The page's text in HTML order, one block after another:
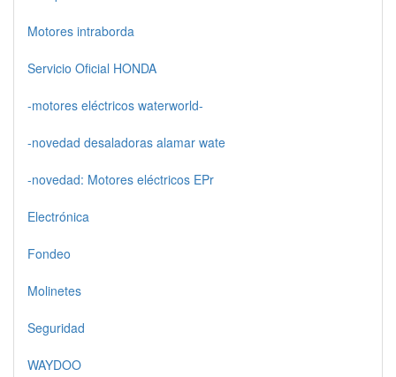
Motores intraborda
Servicio Oficial HONDA
-motores eléctricos waterworld-
-novedad desaladoras alamar wate
-novedad: Motores eléctricos EPr
Electrónica
Fondeo
Molinetes
Seguridad
WAYDOO